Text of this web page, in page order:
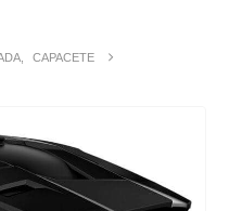
CAPACETE